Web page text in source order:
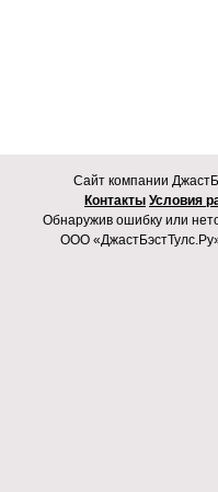
Cайт компании
Контакты Условия
Обнаружив ошибку или
ООО